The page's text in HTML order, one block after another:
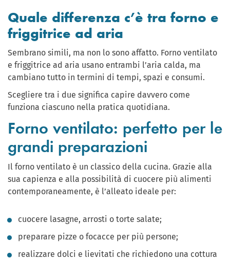
Quale differenza c’è tra forno e
friggitrice ad aria
Sembrano simili, ma non lo sono affatto. Forno ventilato
e friggitrice ad aria usano entrambi l’aria calda, ma
cambiano tutto in termini di tempi, spazi e consumi.
Scegliere tra i due significa capire davvero come
funziona ciascuno nella pratica quotidiana.
Forno ventilato: perfetto per le
grandi preparazioni
Il forno ventilato è un classico della cucina. Grazie alla
sua capienza e alla possibilità di cuocere più alimenti
contemporaneamente, è l’alleato ideale per:
cuocere lasagne, arrosti o torte salate;
preparare pizze o focacce per più persone;
realizzare dolci e lievitati che richiedono una cottura